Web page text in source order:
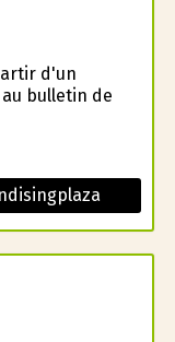
d'un
bulletin de